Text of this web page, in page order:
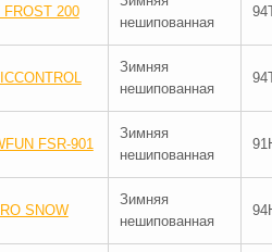
FROST 200
нешипованная
Зимняя
нешипованная
FSR-901
Зимняя
нешипованная
SNOW
Зимняя
нешипованная